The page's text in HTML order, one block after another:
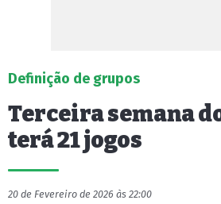
Definição de grupos
Terceira semana
terá 21 jogos
20 de Fevereiro de 2026 às 22:00